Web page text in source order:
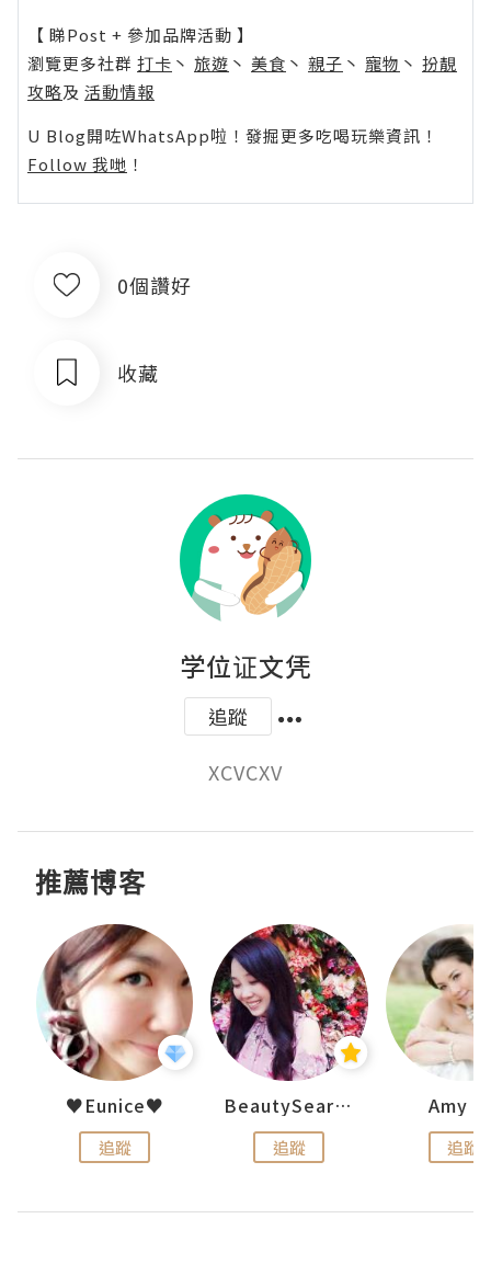
【 睇Post + 參加品牌活動 】
瀏覽更多社群 打卡 丶 旅遊 丶 美食 丶 親子 丶 寵物 丶 扮靚
攻略及 活動情報
U Blog開咗WhatsApp啦！發掘更多吃喝玩樂資訊！
Follow 我哋 ！
0個讚好
收藏
学位证文凭
追蹤
XCVCXV
推薦博客
♥Eunice♥
追蹤
BeautySearch
追蹤
Amy
追蹤